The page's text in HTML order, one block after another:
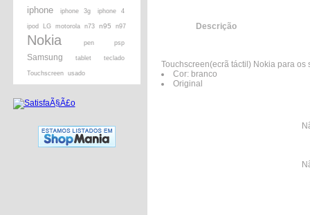
iphone iphone 3g iphone 4
ipod LG motorola n73 n95 n97
Nokia pen psp
Samsung tablet teclado
Touchscreen usado
Descrição
Touchscreen(ecrã táctil) Nokia para
Cor: branco
Original